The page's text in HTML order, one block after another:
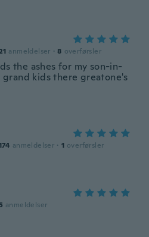
anmeldelser · 8 overførsler
the ashes for my son-in-
grand kids there greatone's
anmeldelser · 1 overførsler
5 anmeldelser